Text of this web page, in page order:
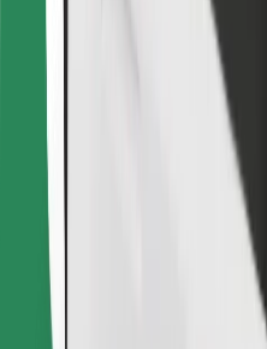
Uvjeti i odredbe
Zatraži vožnju i putuj
Preuzmi
Pronađi svoje najdraže
Preuzmi